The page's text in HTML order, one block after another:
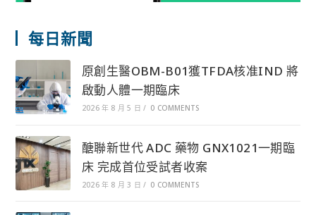
每日新聞
原創生醫OBM-B01獲TFDA核准IND 將
啟動人體一期臨床
2026 年 8 月 5 日 / 0 COMMENTS
醣聯新世代 ADC 藥物 GNX1021一期臨
床 完成首位受試者收案
2026 年 8 月 3 日 / 0 COMMENTS